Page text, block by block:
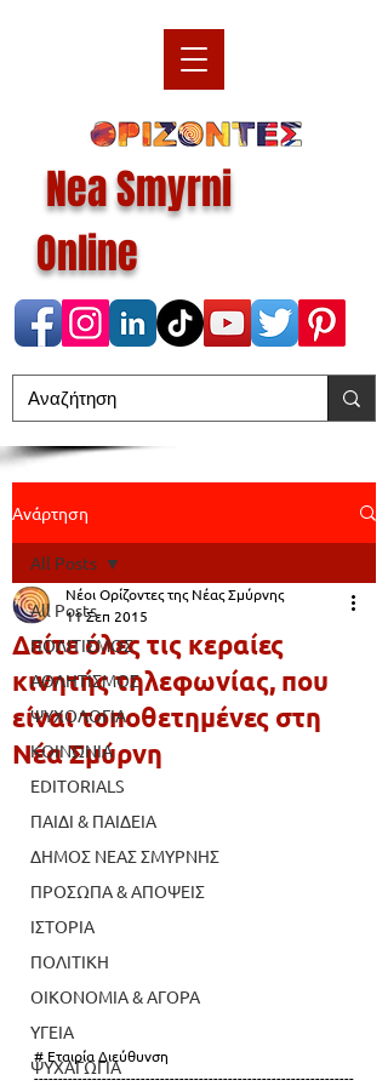
Nea Smyrni
Online
Ανάρτηση
All Posts
ΠΟΛΙΤΙΣΜΟΣ
ΑΘΛΗΤΙΣΜΟΣ
ΨΥΧΟΛΟΓΙΑ
ΚΟΙΝΩΝΙΑ
EDITORIALS
ΠΑΙΔΙ & ΠΑΙΔΕΙΑ
ΔΗΜΟΣ ΝΕΑΣ ΣΜΥΡΝΗΣ
ΠΡΟΣΩΠΑ & ΑΠΟΨΕΙΣ
ΙΣΤΟΡΙΑ
ΠΟΛΙΤΙΚΗ
ΟΙΚΟΝΟΜΙΑ & ΑΓΟΡΑ
ΥΓΕΙΑ
ΨΥΧΑΓΩΓΙΑ
All Posts
Δείτε όλες τις κεραίες
κινητής τηλεφωνίας, που
είναι τοποθετημένες στη
Νέα Σμύρνη
Νέοι Ορίζοντες της Νέας Σμύρνης
11 Σεπ 2015
# Εταιρία Διεύθυνση
------------------------------------------------------------------